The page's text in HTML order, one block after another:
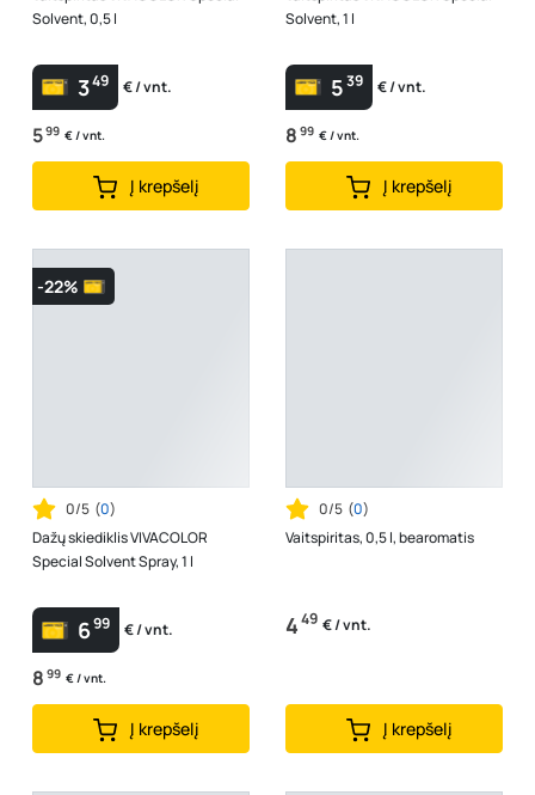
Solvent, 0,5 l
349 € / vnt.
599 € / vnt.
Į krepšelį
Solvent, 1 l
539 € / vnt.
8 99 € / vnt.
Į krepšelį
-22%
0/5 (0)
Dažų skiediklis VIVACOLOR
Special Solvent Spray, 1 l
699 € / vnt.
8 99 € / vnt.
Į krepšelį
0/5 (0)
Vaitspiritas, 0,5 l, bearomatis
449 € / vnt.
Į krepšelį